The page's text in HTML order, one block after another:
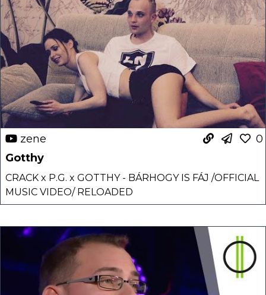
zene
0
Gotthy
CRACK x P.G. x GOTTHY - BÁRHOGY IS FÁJ /OFFICIAL
MUSIC VIDEO/ RELOADED